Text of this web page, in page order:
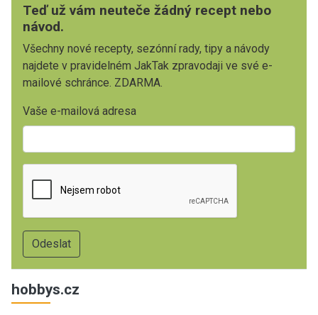
Teď už vám neuteče žádný recept nebo
návod.
Všechny nové recepty, sezónní rady, tipy a návody
najdete v pravidelném JakTak zpravodaji ve své e-
mailové schránce. ZDARMA.
Vaše e-mailová adresa
hobbys.cz